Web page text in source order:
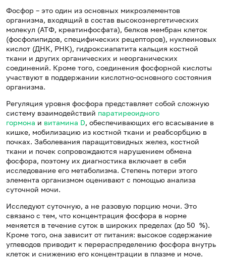
Фосфор – это один из основных микроэлементов
организма, входящий в состав высокоэнергетических
молекул (АТФ, креатинфосфата), белков мембран клеток
(фосфолипидов, специфических рецепторов), нуклеиновых
кислот (ДНК, РНК), гидроксиапатита кальция костной
ткани и других органических и неорганических
соединений. Кроме того, соединения фосфорной кислоты
участвуют в поддержании кислотно-основного состояния
организма.
Регуляция уровня фосфора представляет собой сложную
систему взаимодействий паратиреоидного
гормона и витамина D, обеспечивающих его всасывание в
кишке, мобилизацию из костной ткани и реабсорбцию в
почках. Заболевания паращитовидных желез, костной
ткани и почек сопровождаются нарушением обмена
фосфора, поэтому их диагностика включает в себя
исследование его метаболизма. Степень потери этого
элемента организмом оценивают с помощью анализа
суточной мочи.
Исследуют суточную, а не разовую порцию мочи. Это
связано с тем, что концентрация фосфора в норме
меняется в течение суток в широких пределах (до 50 %).
Кроме того, она зависит от питания: высокое содержание
углеводов приводит к перераспределению фосфора внутрь
клеток и снижению его концентрации в плазме и моче.